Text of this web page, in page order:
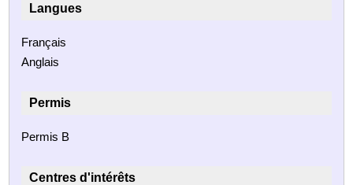
Langues
Français
Anglais
Permis
Permis B
Centres d'intérêts